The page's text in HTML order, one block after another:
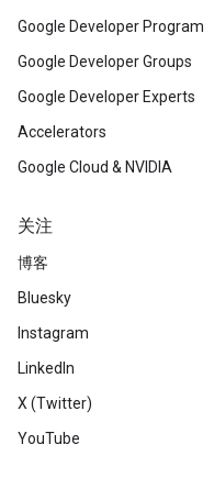
Google Developer Program
Google Developer Groups
Google Developer Experts
Accelerators
Google Cloud & NVIDIA
关注
博客
Bluesky
Instagram
LinkedIn
X (Twitter)
YouTube